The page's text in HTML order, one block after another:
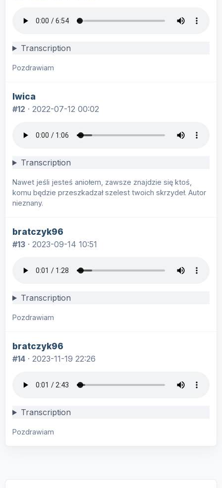
Transcription
Pozdrawiam
lwica
#12 · 2022-07-12 00:02
Transcription
Nawet jeśli jesteś aniołem, zawsze znajdzie się ktoś,
komu będzie przeszkadzał szelest twoich skrzydeł. Autor
nieznany.
bratczyk96
#13 · 2023-09-14 10:51
Transcription
Pozdrawiam
bratczyk96
#14 · 2023-11-19 22:26
Transcription
Pozdrawiam